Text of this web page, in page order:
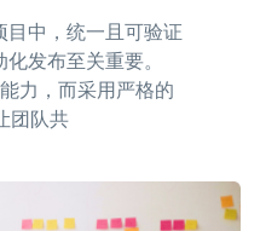
中，统一且可验证
发布至关重要。
力，而采用严格的
团队共